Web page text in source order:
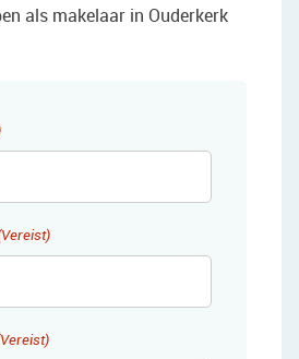
als makelaar in Ouderkerk